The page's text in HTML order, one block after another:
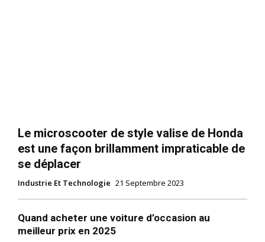
Le microscooter de style valise de Honda
est une façon brillamment impraticable de
se déplacer
Industrie Et Technologie 21 Septembre 2023
Quand acheter une voiture d’occasion au
meilleur prix en 2025